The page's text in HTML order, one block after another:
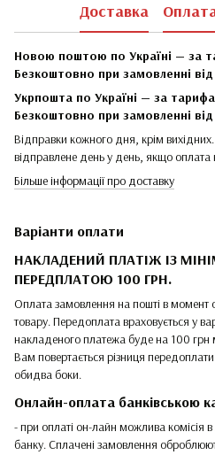
Доставка
Новою поштою по Україні — за
Безкоштовно при замовленні
Укрпошта по Україні — за
Безкоштовно при замовленні
Відправки кожного дня, крім
відправлене день у день, якщо
Більше інформації про доставку
Варіанти оплати
НАКЛАДЕНИЙ ПЛАТІЖ ІЗ
ПЕРЕДПЛАТОЮ 100 ГРН.
Оплата замовлення на пошті в момент
товару. Передоплата враховується у
накладеного платежа буде на 100 грн
Вам повертається різниця
обидва боки.
Онлайн-оплата банківською
- при оплаті он-лайн можлива комісія
банку. Сплачені замовлення